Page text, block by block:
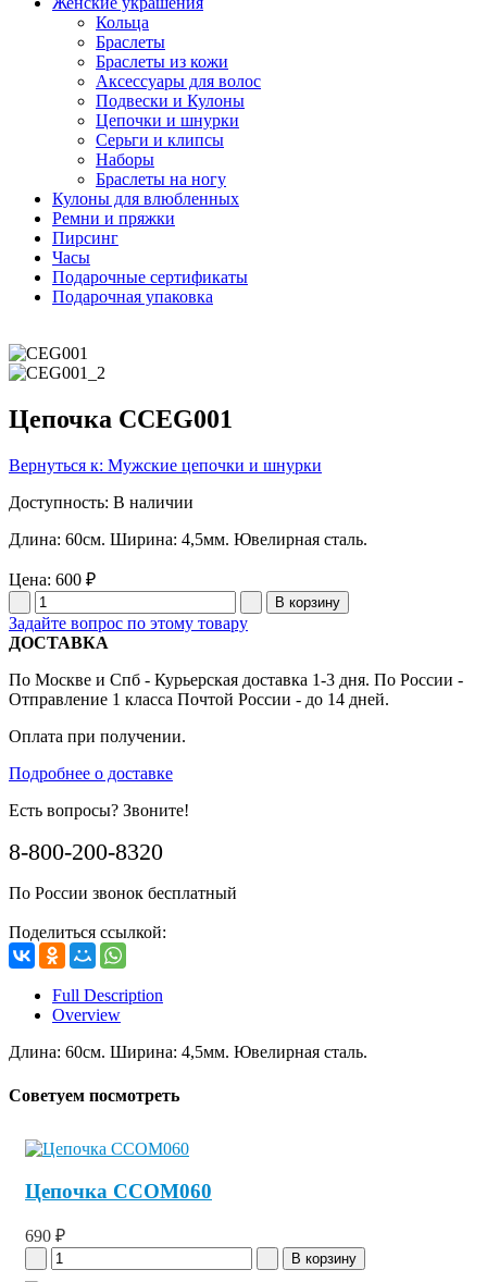
Кольца
Браслеты
Браслеты из кожи
Аксессуары для волос
Подвески и Кулоны
Цепочки и шнурки
Серьги и клипсы
Наборы
Браслеты на ногу
Кулоны для влюбленных
Ремни и пряжки
Пирсинг
Часы
Подарочные сертификаты
Подарочная упаковка
Цепочка CCEG001
Вернуться к: Мужские цепочки и шнурки
Доступность: В наличии
Длина: 60см. Ширина: 4,5мм. Ювелирная сталь.
Цена: 600 ₽
Задайте вопрос по этому товару
ДОСТАВКА
По Москве и Спб - Курьерская доставка 1-3 дня. По России -
Отправление 1 класса Почтой России - до 14 дней.
Оплата при получении.
Подробнее о доставке
Есть вопросы? Звоните!
8-800-200-8320
По России звонок бесплатный
Поделиться ссылкой:
Full Description
Overview
Длина: 60см. Ширина: 4,5мм. Ювелирная сталь.
Советуем посмотреть
Цепочка CCOM060
690 ₽